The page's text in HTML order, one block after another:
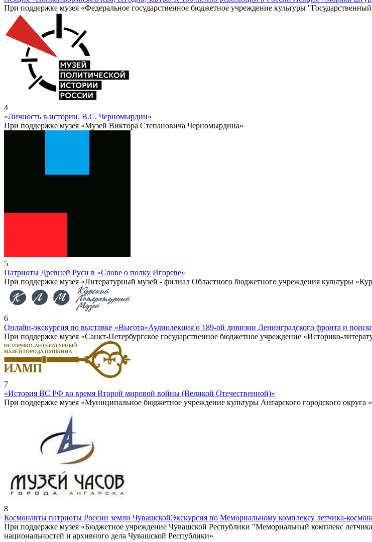
При поддержке музея «Федеральное государственное бюджетное учреждение культуры
4
«Личность в истории. В.С. Черномырдин»
При поддержке музея «Музей Виктора Степановича Черномырдина»
5
Патриоты Древней Руси в «Слове о полку Игореве»
При поддержке музея «Литературный музей - филиал Областного бюджетного учреждения культуры
6
Онлайн-экскурсия по выставке «Высота»Аудиолекция о 189-ой дивизии Ленинградского фронта и
При поддержке музея «Санкт-Петербургское государственное бюджетное учреждение «Историко-
7
«История ВС РФ во время Второй мировой войны (Великой Отечественной)»
При поддержке музея «Муниципальное бюджетное учреждение культуры Ангарского городского округа
8
Космонавты патриоты России земли ЧувашскойЭкскурсия по Мемориальному комплексу летчика-
При поддержке музея «Бюджетное учреждение Чувашской Республики "Мемориальный комплекс
национальностей и архивного дела Чувашской Республики»